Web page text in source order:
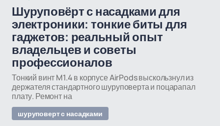
Шуруповёрт с насадками для
электроники: тонкие биты для
гаджетов: реальный опыт
владельцев и советы
профессионалов
Тонкий винт M1.4 в корпусе AirPods выскользнул из
держателя стандартного шуруповерта и поцарапал
плату. Ремонт на
шуруповерт с насадками